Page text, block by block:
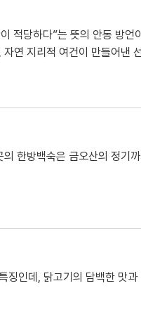
적당하다”는 뜻의 안동 방
연 지리적 여건이 만들어낸
한방백숙은 금오산의 정기
인데, 닭고기의 담백한 맛